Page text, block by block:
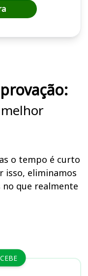
o tempo é curto
isso, eliminamos
que realmente